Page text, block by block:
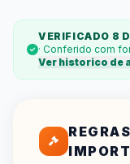
VERIFICADO 8
· Conferido com
Ver historico de